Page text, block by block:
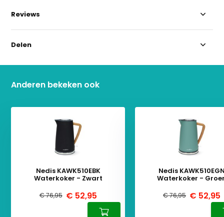
Reviews
Delen
Anderen bekeken ook
Nedis KAWK510EBK
Waterkoker - Zwart
€ 76,95 € 52,95
Nedis
Waterkoker -
€ 76,95 € 52,95